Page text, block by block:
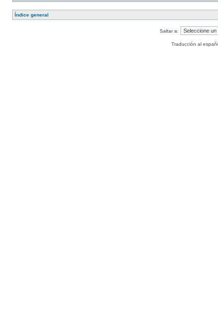
Índice general
Saltar a:
Traducción al